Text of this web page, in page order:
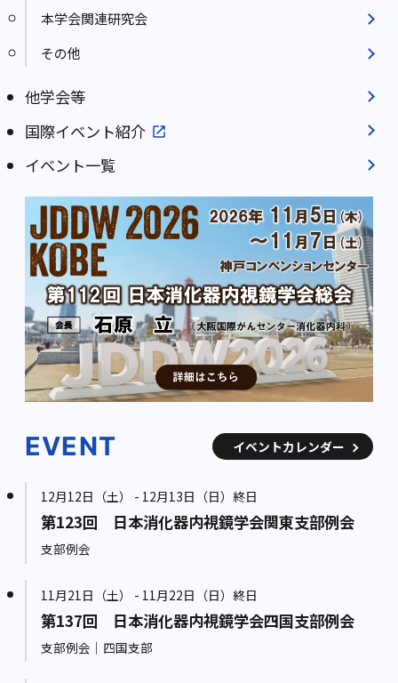
本学会関連研究会
その他
他学会等
国際イベント紹介
イベント一覧
EVENT イベントカレンダー
12月12日（土） - 12月13日（日）終日
第123回 日本消化器内視鏡学会関東支部例会
支部例会
11月21日（土） - 11月22日（日）終日
第137回 日本消化器内視鏡学会四国支部例会
支部例会｜四国支部